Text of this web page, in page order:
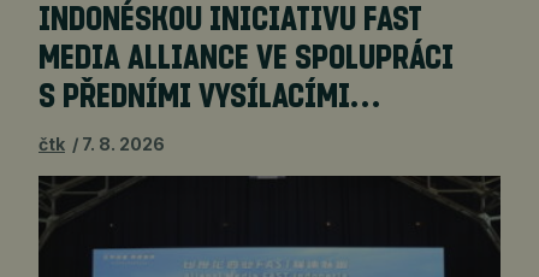
INDONÉSKOU INICIATIVU FAST
MEDIA ALLIANCE VE SPOLUPRÁCI
S PŘEDNÍMI VYSÍLACÍMI…
čtk 7. 8. 2026